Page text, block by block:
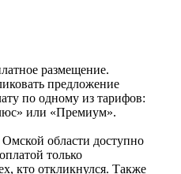
размещение.
предложение
по одному из тарифов:
или «Премиум».
области доступно
только
кто откликнулся. Также